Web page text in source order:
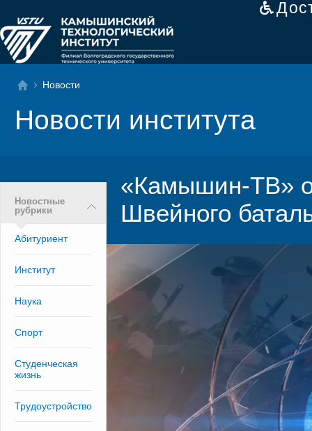
Новости
Новости института
Новостные
рубрики
Абитуриент
Институт
Наука
Спорт
Студенческая
жизнь
Трудоустройство
«Камышин-ТВ»
Швейного